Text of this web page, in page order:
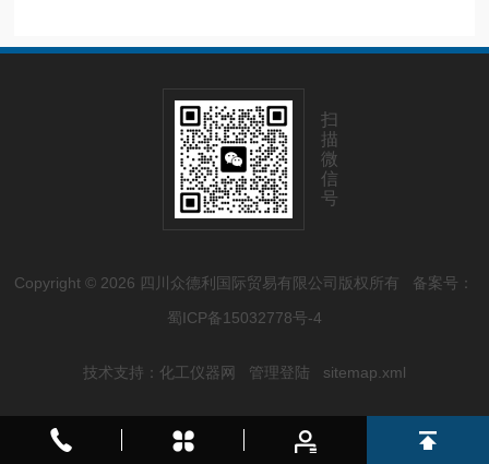
扫
描
微
信
号
Copyright © 2026 四川众德利国际贸易有限公司版权所有 备案号：
蜀ICP备15032778号-4
技术支持： 化工仪器网 管理登陆 sitemap.xml